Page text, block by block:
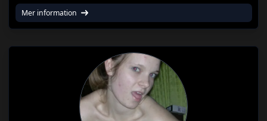
Mer information